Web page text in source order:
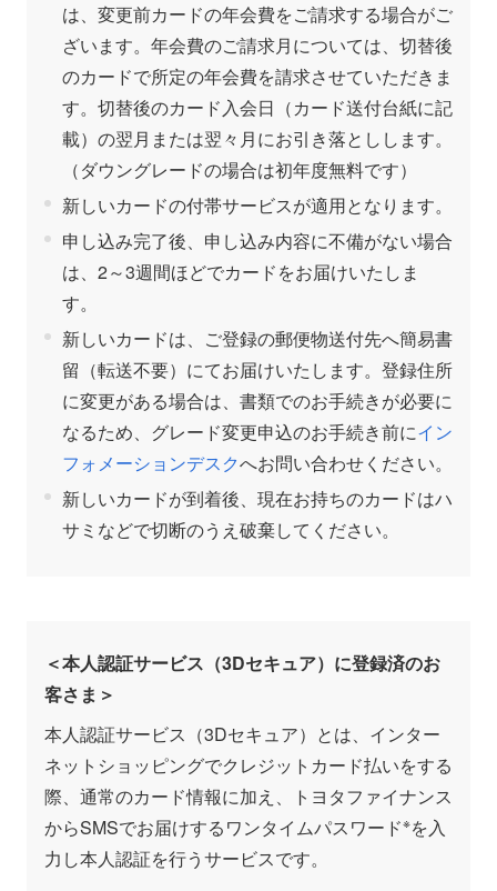
は、変更前カードの年会費をご請求する場合がご
ざいます。年会費のご請求月については、切替後
のカードで所定の年会費を請求させていただきま
す。切替後のカード入会日（カード送付台紙に記
載）の翌月または翌々月にお引き落としします。
（ダウングレードの場合は初年度無料です）
新しいカードの付帯サービスが適用となります。
申し込み完了後、申し込み内容に不備がない場合
は、2～3週間ほどでカードをお届けいたしま
す。
新しいカードは、ご登録の郵便物送付先へ簡易書
留（転送不要）にてお届けいたします。登録住所
に変更がある場合は、書類でのお手続きが必要に
なるため、グレード変更申込のお手続き前にイン
フォメーションデスクへお問い合わせください。
新しいカードが到着後、現在お持ちのカードはハ
サミなどで切断のうえ破棄してください。
＜本人認証サービス（3Dセキュア）に登録済のお
客さま＞
本人認証サービス（3Dセキュア）とは、インター
ネットショッピングでクレジットカード払いをする
際、通常のカード情報に加え、トヨタファイナンス
からSMSでお届けするワンタイムパスワード※を入
力し本人認証を行うサービスです。